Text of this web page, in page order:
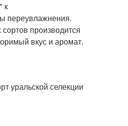
к
переувлажнения.
производится
вкус и аромат.
уральской селекции